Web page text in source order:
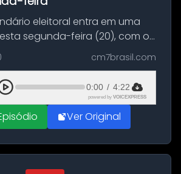
eleitoral entra em uma
segunda-feira (20), com o
destinado às convenções
5 de agosto, partidos e
oficializa...
cm7brasil.com
0:00 / 4:22
powered by VOICEXPRESS
Ver Original